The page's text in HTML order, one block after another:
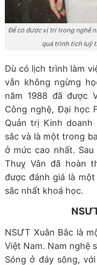
Để có được vị trí trong nghề
quá trình tích luỹ
Dù có lịch trình làm
vẫn không ngừng
năm 1988 đã được
Công nghệ, Đại học
Quản trị Kinh
sắc và là một trong
ở mức cao nhất.
Thuỵ Vân đã hoàn
được đánh giá là
sắc nhất khoá học.
NSƯT Xuân Bắc là
Việt Nam. Nam nghệ
Sóng ở đáy sông,